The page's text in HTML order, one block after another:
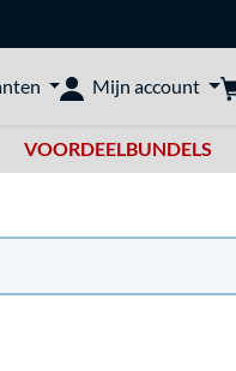
Mijn account
VOORDEELBUNDELS